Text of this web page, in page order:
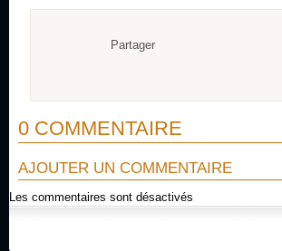
Partager
0 COMMENTAIRE
AJOUTER UN COMMENTAIRE
Les commentaires sont désactivés